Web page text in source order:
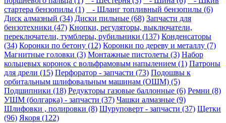
стартера бензопилы (1)
- Шланг топливный бензопилы (6)
Диск алмазный (34) Диски пильные (68) Запчасти для
бензотехники (47) Кнопки, регуляторы, выключатели,
переключатели, тумблеры, рубильники (137) Конденсаторы
(34) Коронки по бетону (12) Коронки по дереву и металлу (7)
Магнитные головки (3) Монтажные пистолеты (3) Набор
кольцевых коронок с вольфрамовым напылением (1) Патроны
для дрели (15) Перфоратор - запчасти (73) Подошвы к
орбитальным шлифовальным машинам (ОШМ) (5)
Подшипники (18) Редукторы газовые баллонные (6) Ремни (8)
УШМ (болгарка) - запчасти (37) Чашки алмазные (9)
Шлифовки , полировки (8) Шуруповерт - запчасти (37) Щетки
(96) Якоря (122)